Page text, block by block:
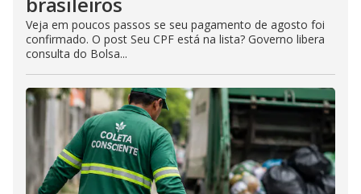
Veja em poucos passos se seu pagamento de agosto foi
confirmado. O post Seu CPF está na lista? Governo libera
consulta do Bolsa...